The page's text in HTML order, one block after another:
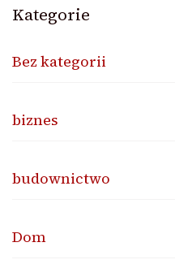
Kategorie
Bez kategorii
biznes
budownictwo
Dom